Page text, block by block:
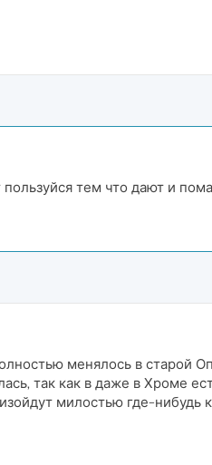
тем что дают и
менялось в старой
так как в даже в Хроме
милостью где-нибудь